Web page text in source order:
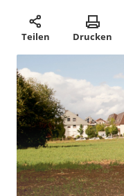
Teilen Drucken